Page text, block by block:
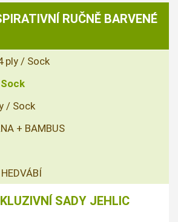
RUČNĚ BARVENÉ
ply / Sock
/ Sock
+ BAMBUS
SADY JEHLIC